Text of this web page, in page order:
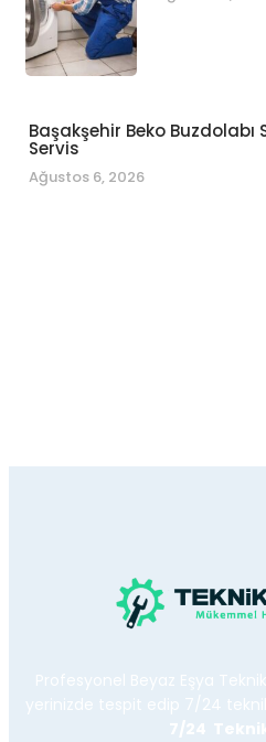
Başakşehir Beko
Servis
Ağustos 6, 2026
Profesyonel Beyaz Eşya Teknik
yerinizde tespit edip 7/24
7/24